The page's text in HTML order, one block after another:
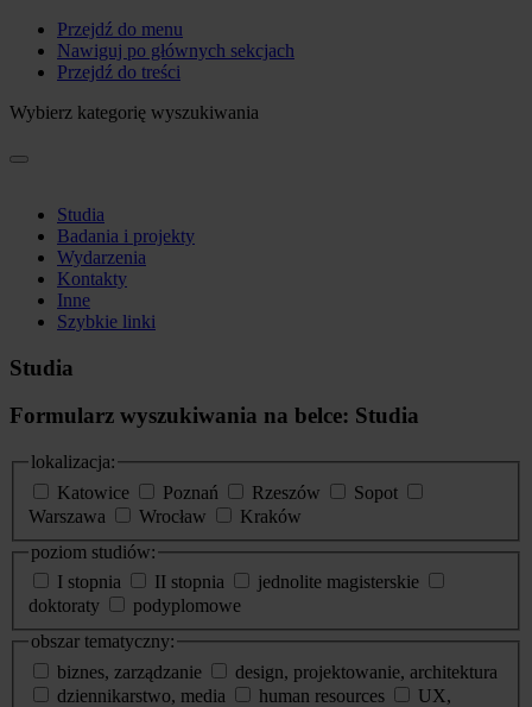
Przejdź do menu
Nawiguj po głównych sekcjach
Przejdź do treści
Wybierz kategorię wyszukiwania
Studia
Badania i projekty
Wydarzenia
Kontakty
Inne
Szybkie linki
Studia
Formularz wyszukiwania na belce: Studia
lokalizacja:
Katowice
Poznań Rzeszów
Sopot
Warszawa
Wrocław
Kraków
poziom studiów:
I stopnia
II stopnia
jednolite magisterskie
doktoraty
podyplomowe
obszar tematyczny:
biznes, zarządzanie
design, projektowanie, architektura
dziennikarstwo, media
human resources
UX,